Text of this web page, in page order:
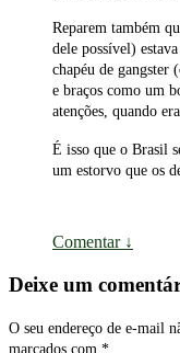
Reparem também
dele possível)
chapéu de gangster
e braços como um
atenções, quando
É isso que o Brasil
um estorvo que os
Comentar ↓
Deixe um
O seu endereço de e-mail
marcados com *